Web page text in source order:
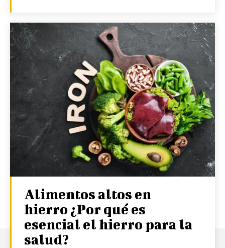
Alimentos altos en
hierro ¿Por qué es
esencial el hierro para la
salud?